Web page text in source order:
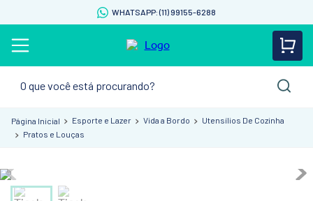
WHATSAPP: (11) 99155-6288
Esporte e Lazer Vida a Bordo
Utensílios De Cozinha
Pratos e Louças